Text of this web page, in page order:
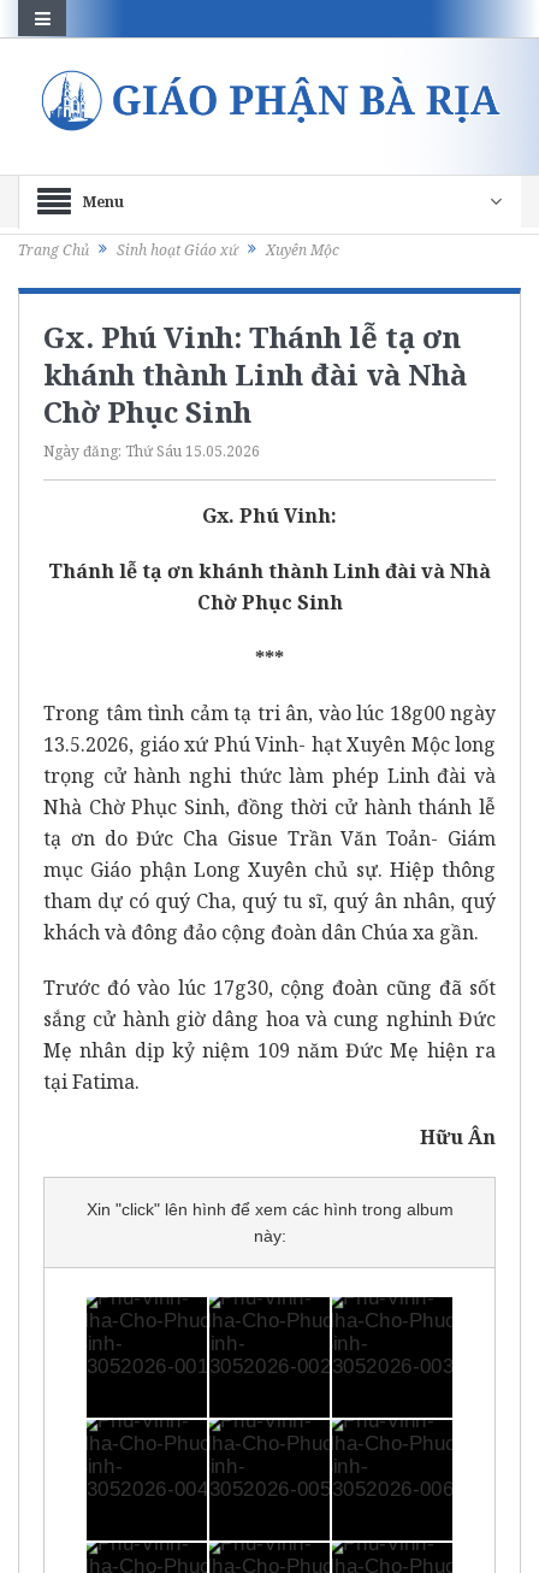
Menu
Trang Chủ Sinh hoạt Giáo xứ Xuyên Mộc
Gx. Phú Vinh: Thánh lễ tạ ơn
khánh thành Linh đài và Nhà
Chờ Phục Sinh
Ngày đăng: Thứ Sáu 15.05.2026
Gx. Phú Vinh:
Thánh lễ tạ ơn khánh thành Linh đài và Nhà
Chờ Phục Sinh
***
Trong tâm tình cảm tạ tri ân, vào lúc 18g00 ngày
13.5.2026, giáo xứ Phú Vinh- hạt Xuyên Mộc long
trọng cử hành nghi thức làm phép Linh đài và
Nhà Chờ Phục Sinh, đồng thời cử hành thánh lễ
tạ ơn do Đức Cha Gisue Trần Văn Toản- Giám
mục Giáo phận Long Xuyên chủ sự. Hiệp thông
tham dự có quý Cha, quý tu sĩ, quý ân nhân, quý
khách và đông đảo cộng đoàn dân Chúa xa gần.
Trước đó vào lúc 17g30, cộng đoàn cũng đã sốt
sắng cử hành giờ dâng hoa và cung nghinh Đức
Mẹ nhân dịp kỷ niệm 109 năm Đức Mẹ hiện ra
tại Fatima.
Hữu Ân
Xin "click" lên hình để xem các hình trong album
này: